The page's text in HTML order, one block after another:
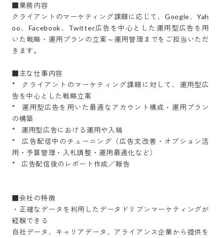
■業務内容
クライアントのマーケティング課題に応じて、Google、Yah
oo、Facebook、Twitter広告を中心とした運用型広告を用
いた戦略・運用プランの立案～運用管理までをご担当いただ
きます。
■主な仕事内容
*   クライアントのマーケティング課題に対して、運用型広
告を中心とした戦略立案
*   運用型広告を用いた最適なアカウント構成・運用プラン
の構築
*   運用型広告における運用や入稿
*   広告配信中のチューニング（広告文改善・オプション活
用・予算管理・入札調整・運用最適化など）
*   広告配信後のレポート作成／報告
■会社の特徴
・正確なデータを利用したデータドリブンマーケティングが
経験できる
自社データ、キャリアデータ、アライアンス企業から提供を